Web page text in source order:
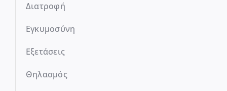
Διατροφή
Εγκυμοσύνη
Εξετάσεις
Θηλασμός